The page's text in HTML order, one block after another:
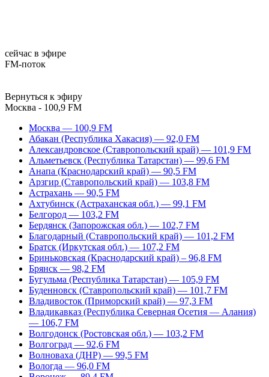
сейчас в эфире
FM-поток
Вернуться к эфиру
Москва - 100,9 FM
Москва — 100,9 FM
Абакан (Республика Хакасия) — 92,0 FM
Александровское (Ставропольский край) — 101,9 FM
Альметьевск (Республика Татарстан) — 99,6 FM
Анапа (Краснодарский край) — 90,5 FM
Арзгир (Ставропольский край) — 103,8 FM
Астрахань — 90,5 FM
Ахтубинск (Астраханская обл.) — 99,1 FM
Белгород — 103,2 FM
Бердянск (Запорожская обл.) — 102,7 FM
Благодарный (Ставропольский край) — 101,2 FM
Братск (Иркутская обл.) — 107,2 FM
Бриньковская (Краснодарский край) – 96,8 FM
Брянск — 98,2 FM
Бугульма (Республика Татарстан) — 105,9 FM
Буденновск (Ставропольский край) — 101,7 FM
Владивосток (Приморский край) — 97,3 FM
Владикавказ (Республика Северная Осетия — Алания)
— 106,7 FM
Волгодонск (Ростовская обл.) — 103,2 FM
Волгоград — 92,6 FM
Волноваха (ДНР) — 99,5 FM
Вологда — 96,0 FM